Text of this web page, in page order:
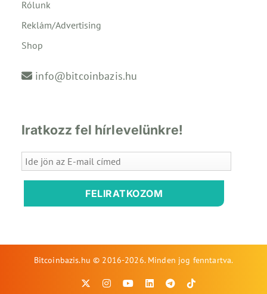
Rólunk
Reklám/Advertising
Shop
info@bitcoinbazis.hu
Iratkozz fel hírlevelünkre!
FELIRATKOZOM
Bitcoinbazis.hu © 2016-2026. Minden jog fenntartva.